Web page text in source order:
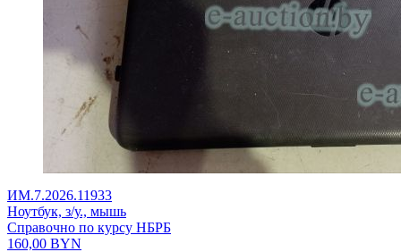
ИМ.7.2026.11933
Ноутбук, з/у., мышь
Справочно по курсу НБРБ
160,00 BYN